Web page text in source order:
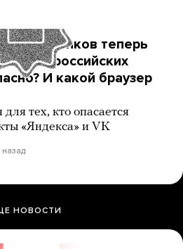
банков теперь
в российских
И какой браузер
тех, кто опасается
«Яндекса» и VK
назад
НОВОСТИ